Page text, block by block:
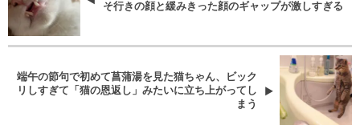
そ行きの顔と緩みきった顔のギャップが激しすぎる
端午の節句で初めて菖蒲湯を見た猫ちゃん、ビック
リしすぎて「猫の恩返し」みたいに立ち上がってし
まう